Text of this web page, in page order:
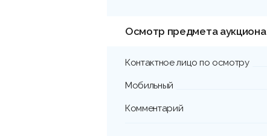
Осмотр предмета аукциона
Контактное лицо по осмотру
Мобильный
Комментарий